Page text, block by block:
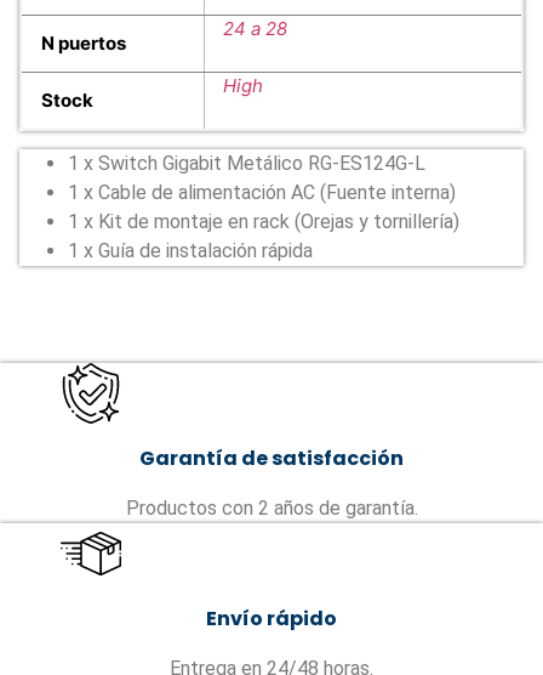
N puertos
24 a 28
Stock
High
1 x Switch Gigabit Metálico RG-ES124G-L
1 x Cable de alimentación AC (Fuente interna)
1 x Kit de montaje en rack (Orejas y tornillería)
1 x Guía de instalación rápida
Garantía de satisfacción
Productos con 2 años de garantía.
Envío rápido
Entrega en 24/48 horas.